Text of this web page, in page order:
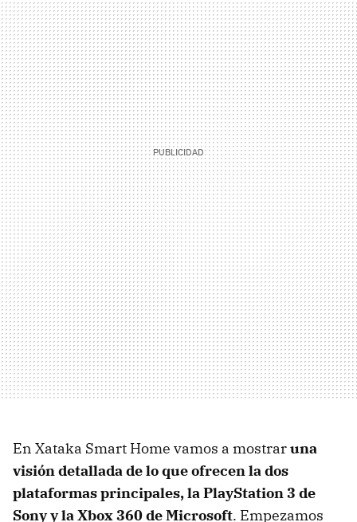
En Xataka Smart Home vamos a mostraruna
visión detallada de lo que ofrecen la dos
plataformas principales, la PlayStation 3 de
Sony y la Xbox 360 de Microsoft. Empezamos